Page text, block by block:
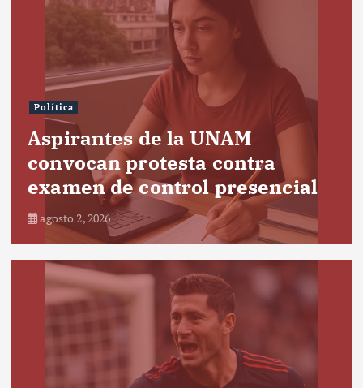
Política
Aspirantes de la UNAM
convocan protesta contra
examen de control presencial
agosto 2, 2026